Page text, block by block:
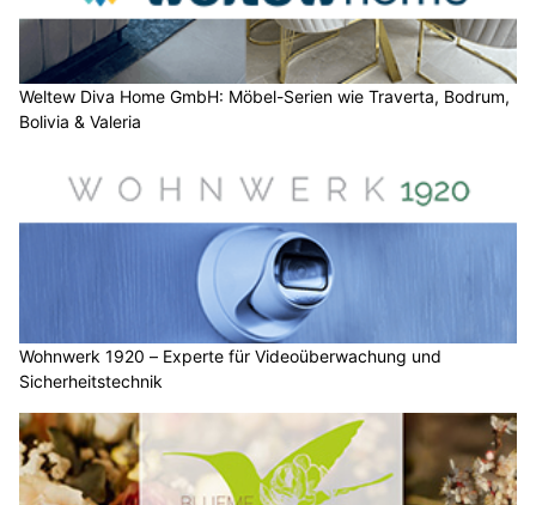
Weltew Diva Home GmbH: Möbel-Serien wie Traverta, Bodrum,
Bolivia & Valeria
Wohnwerk 1920 – Experte für Videoüberwachung und
Sicherheitstechnik